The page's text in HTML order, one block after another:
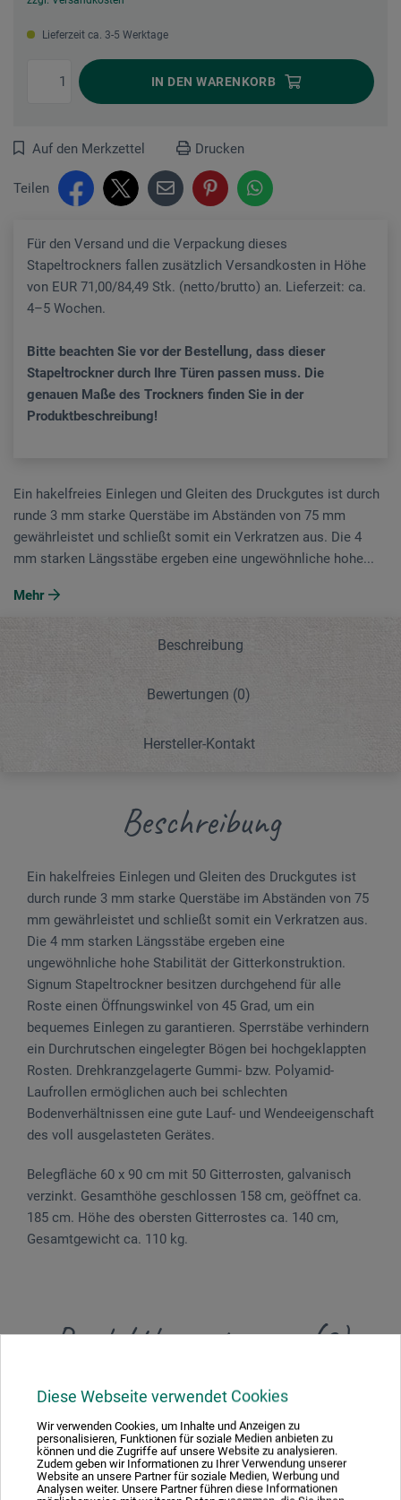
Diese Webseite verwendet Cookies
Wir verwenden Cookies, um Inhalte und Anzeigen zu
personalisieren, Funktionen für soziale Medien anbieten zu
können und die Zugriffe auf unsere Website zu analysieren.
Zudem geben wir Informationen zu Ihrer Verwendung unserer
Website an unsere Partner für soziale Medien, Werbung und
Analysen weiter. Unsere Partner führen diese Informationen
Lieferzeit ca. 3-5 Werktage
IN DEN WARENKORB
Auf den Merkzettel Drucken
Teilen
Für den Versand und die Verpackung dieses
Stapeltrockners fallen zusätzlich Versandkosten in Höhe
von EUR 71,00/84,49 Stk. (netto/brutto) an. Lieferzeit: ca.
4–5 Wochen.
Bitte beachten Sie vor der Bestellung, dass dieser
Stapeltrockner durch Ihre Türen passen muss. Die
genauen Maße des Trockners finden Sie in der
Produktbeschreibung!
Ein hakelfreies Einlegen und Gleiten des Druckgutes ist durch
runde 3 mm starke Quer­stäbe im Abständen von 75 mm
gewährleistet und schließt somit ein Ver­kratzen aus. Die 4
mm starken Längsstäbe ergeben eine ungewöhnliche hohe...
Mehr
Beschreibung
Bewertungen (0)
Hersteller-Kontakt
Beschreibung
Ein hakelfreies Einlegen und Gleiten des Druckgutes ist
durch runde 3 mm starke Quer­stäbe im Abständen von 75
mm gewährleistet und schließt somit ein Ver­kratzen aus.
Die 4 mm starken Längsstäbe ergeben eine
ungewöhnliche hohe Stabilität der Git­terkonstruktion.
Signum Stapeltrockner be­sitzen durch­­gehend für alle
Roste einen Öffnungswinkel von 45 Grad, um ein
bequemes Einlegen zu garantieren. Sperrstäbe verhindern
ein Durchrutschen eingelegter Bögen bei hochgeklappten
Rosten. Drehkranzgelagerte Gummi- bzw. Polyamid-
Laufrollen ermöglichen auch bei schlechten
Bodenverhältnissen eine gute Lauf- und Wendeeigenschaft
des voll ausgelasteten Gerätes.
Belegfläche 60 x 90 cm mit 50 Gitter­rosten, galvanisch
verzinkt. Gesamthöhe ge­schlos­sen 158 cm, geöffnet ca.
185 cm. Höhe des obersten Gitterrostes ca. 140 cm,
Gesamt­gewicht ca. 110 kg.
Produktbewertungen (0)
Schreiben Sie die erste Bewertung zu diesem Produkt
JETZT PRODUKT BEWERTEN